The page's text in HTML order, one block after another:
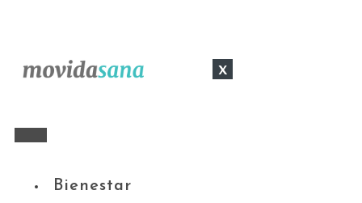
x
Bienestar